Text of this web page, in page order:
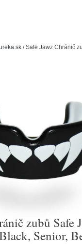
/Safe Jawz Chránič
Senior, Bez příchuti
zubů Safe
Senior,